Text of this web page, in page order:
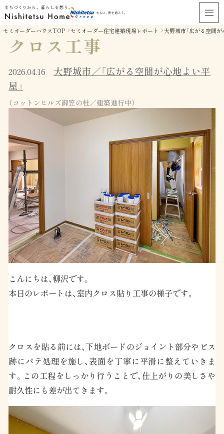
セミオーダーハウスTOP セミオーダー住宅建築現場レポート 大野城市「広がる空間が
クロス工事
2026.04.16
大野城市／「広がる空間が心地よい平
屋」
（コットンヒルズ御笠の杜／建築進行中）
こんにちは、柳沢です。
本日のレポートは、室内クロス貼り工事の様子です。
クロスを貼る前には、下地ボードのジョイント部分やビス
跡にパテ処理を施し、表面を丁寧に平滑に整えていきま
す。この工程をしっかり行うことで、仕上がりの美しさや
耐久性にも差が出てきます。